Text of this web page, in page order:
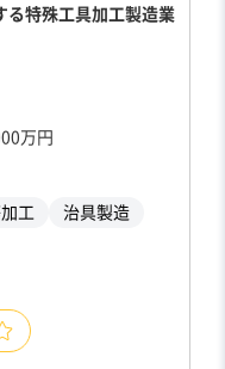
る特殊工具加工製造業
万円
工 治具製造